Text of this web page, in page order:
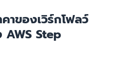
าของเวิร์กโฟลว์
AWS Step